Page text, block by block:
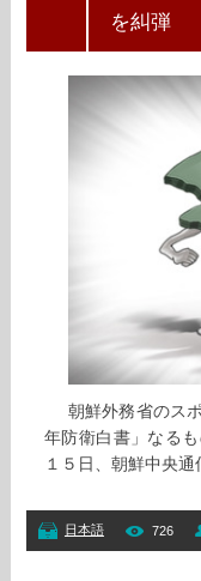
を糾弾
朝鮮外務省のス
年防衛白書」なる
１５日、朝鮮中央
日本語 726